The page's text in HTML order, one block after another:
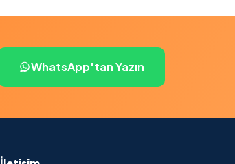
WhatsApp'tan Yazın